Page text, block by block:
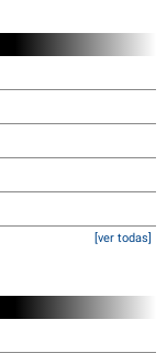
[ver todas]